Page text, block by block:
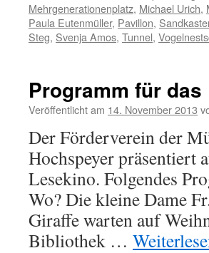
Mehrgenerationenplatz, Michael Urich,
Paula Eutenmüller, Pavillon,
Steg, Svenja Amos, Tunnel,
Programm für
Veröffentlicht am 14. November 2013
Der Förderverein der
Hochspeyer präsentiert
Lesekino. Folgendes
Wo? Die kleine Dame
Giraffe warten auf
Bibliothek …